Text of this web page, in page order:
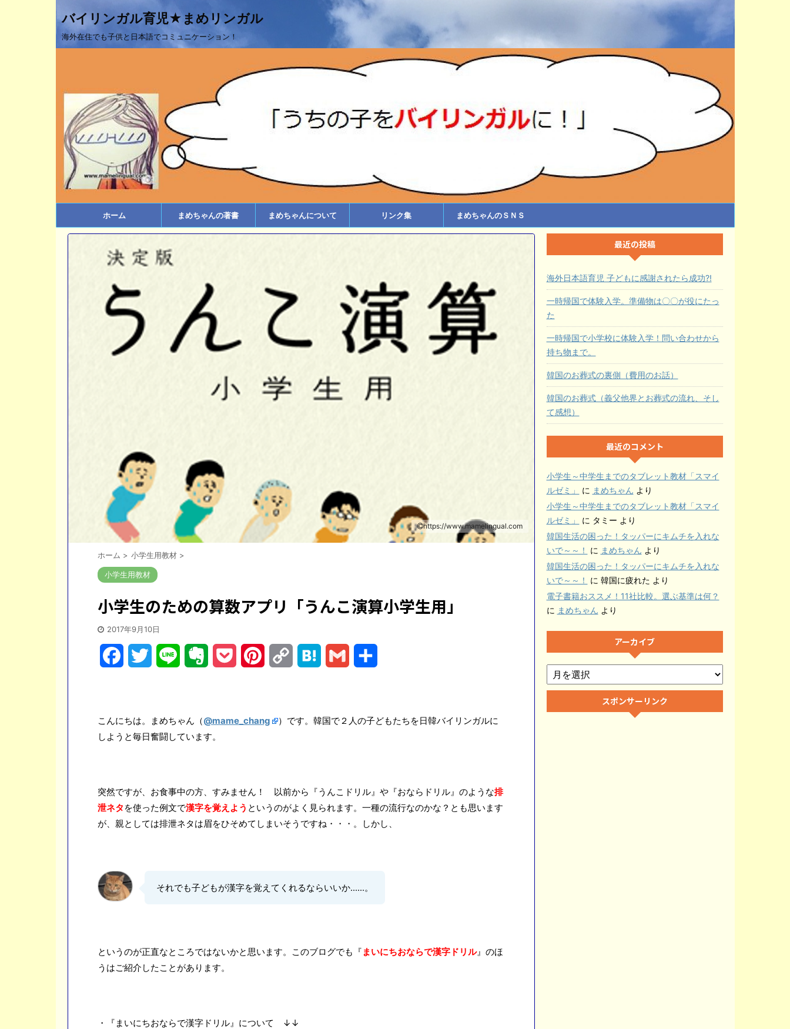
バイリンガル育児★まめリンガル
海外在住でも子供と日本語でコミュニケーション！
ホーム まめちゃんの著書 まめちゃんについて リンク集 まめちゃんのＳＮＳ
https://www.mamelingual.com
ホーム > 小学生用教材 >
小学生用教材
小学生のための算数アプリ「うんこ演算小学生用」
2017年9月10日
e
o
k
t
r
e
r
e
k
t
s
y
n
k
e
i
こんにちは。まめちゃん（@mame_chang
）です。韓国で２人の子どもたちを日韓バイリンガルに
しようと毎日奮闘しています。
突然ですが、お食事中の方、すみません！ 以前から 『うんこドリル』や『おならドリル』のような排
泄ネタ を使った例文で漢字を覚えよう というのがよく見られます。 一種の流行なのかな？とも思います
が、親としては排泄ネタは眉をひそめてしまいそうですね・・・。しかし、
それでも子どもが漢字を覚えてくれるならいいか......。
というのが正直なところではないかと思います。このブログでも『まいにちおならで漢字ドリル』のほ
うはご紹介したことがあります。
・『まいにちおならで漢字ドリル』について ↓↓
最近の投稿
海外日本語育児 子どもに感謝されたら成功?!
一時帰国で体験入学。準備物は〇〇が役にたっ
た
一時帰国で小学校に体験入学！問い合わせから
持ち物まで。
韓国のお葬式の裏側（費用のお話）
韓国のお葬式（義父他界とお葬式の流れ、そし
て感想）
最近のコメント
小学生～中学生までのタブレット教材「スマイ
ルゼミ」
に まめちゃん より
小学生～中学生までのタブレット教材「スマイ
ルゼミ」
に タミー より
韓国生活の困った！タッパーにキムチを入れな
いで～～！
に まめちゃん より
韓国生活の困った！タッパーにキムチを入れな
いで～～！
に 韓国に疲れた より
電子書籍おススメ！11社比較。選ぶ基準は何？
に まめちゃん より
アーカイブ
スポンサーリンク